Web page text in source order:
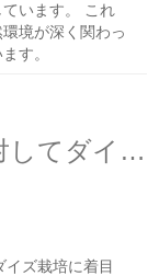
います。 これ
境が深く関わっ
す。
Al型リン酸の蓄積の問題に対してダイズの栽培はどうだろう？
ズ栽培に着目